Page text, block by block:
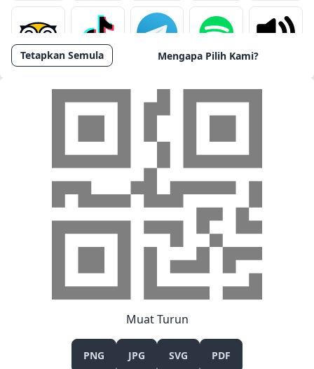
Tetapkan Semula Mengapa Pilih Kami?
Muat Turun
PNG JPG SVG PDF